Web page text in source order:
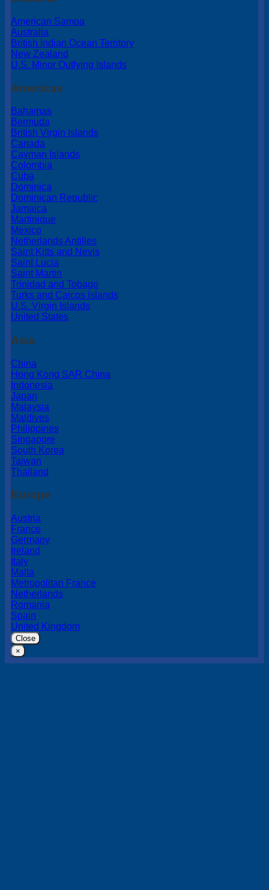
American Samoa
Australia
British Indian Ocean Territory
New Zealand
U.S. Minor Outlying Islands
Americas
Bahamas
Bermuda
British Virgin Islands
Canada
Cayman Islands
Colombia
Cuba
Dominica
Dominican Republic
Jamaica
Martinique
Mexico
Netherlands Antilles
Saint Kitts and Nevis
Saint Lucia
Saint Martin
Trinidad and Tobago
Turks and Caicos Islands
U.S. Virgin Islands
United States
Asia
China
Hong Kong SAR China
Indonesia
Japan
Malaysia
Maldives
Philippines
Singapore
South Korea
Taiwan
Thailand
Europe
Austria
France
Germany
Ireland
Italy
Malta
Metropolitan France
Netherlands
Romania
Spain
United Kingdom
Close
×